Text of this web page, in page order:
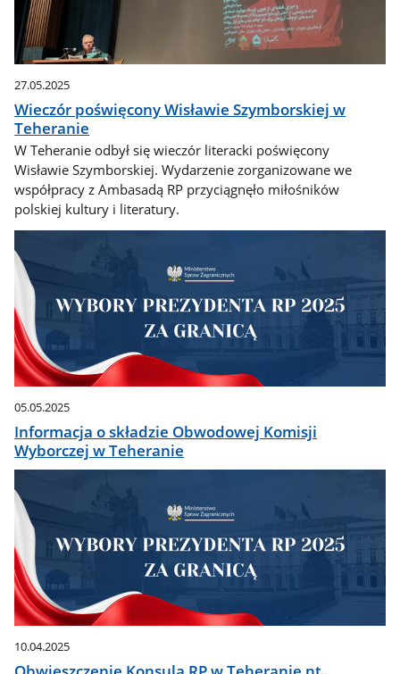
27.05.2025
Wieczór poświęcony Wisławie Szymborskiej w
Teheranie
W Teheranie odbył się wieczór literacki poświęcony
Wisławie Szymborskiej. Wydarzenie zorganizowane we
współpracy z Ambasadą RP przyciągnęło miłośników
polskiej kultury i literatury.
05.05.2025
Informacja o składzie Obwodowej Komisji
Wyborczej w Teheranie
10.04.2025